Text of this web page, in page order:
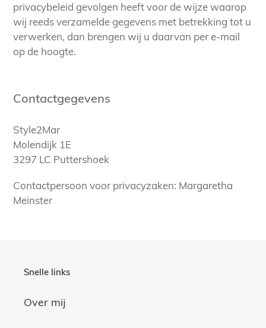
privacybeleid gevolgen heeft voor de wijze waarop
wij reeds verzamelde gegevens met betrekking tot u
verwerken, dan brengen wij u daarvan per e-mail
op de hoogte.
Contactgegevens
Style2Mar
Molendijk 1E
3297 LC Puttershoek
Contactpersoon voor privacyzaken: Margaretha
Meinster
Snelle links
Over mij